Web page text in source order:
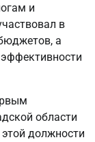
и
в
а
области
должности